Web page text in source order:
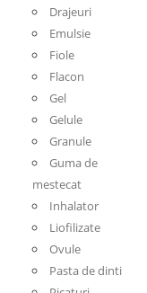
Drajeuri
Emulsie
Fiole
Flacon
Gel
Gelule
Granule
Guma de
mestecat
Inhalator
Liofilizate
Ovule
Pasta de dinti